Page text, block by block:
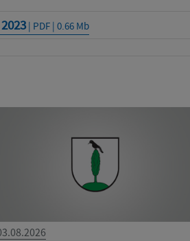
| PDF | 0.66 Mb